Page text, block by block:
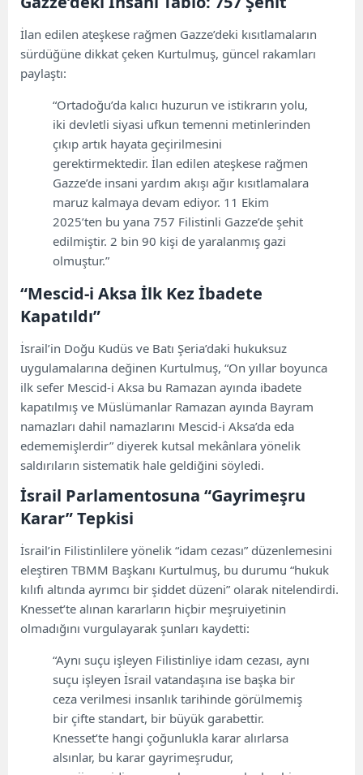
İlan edilen ateşkese rağmen Gazze’deki kısıtlamaların
sürdüğüne dikkat çeken Kurtulmuş, güncel rakamları
paylaştı:
“Ortadoğu’da kalıcı huzurun ve istikrarın yolu,
iki devletli siyasi ufkun temenni metinlerinden
çıkıp artık hayata geçirilmesini
gerektirmektedir. İlan edilen ateşkese rağmen
Gazze’de insani yardım akışı ağır kısıtlamalara
maruz kalmaya devam ediyor. 11 Ekim
2025’ten bu yana 757 Filistinli Gazze’de şehit
edilmiştir. 2 bin 90 kişi de yaralanmış gazi
olmuştur.”
“Mescid-i Aksa İlk Kez İbadete
Kapatıldı”
İsrail’in Doğu Kudüs ve Batı Şeria’daki hukuksuz
uygulamalarına değinen Kurtulmuş, “On yıllar boyunca
ilk sefer Mescid-i Aksa bu Ramazan ayında ibadete
kapatılmış ve Müslümanlar Ramazan ayında Bayram
namazları dahil namazlarını Mescid-i Aksa’da eda
edememişlerdir” diyerek kutsal mekânlara yönelik
saldırıların sistematik hale geldiğini söyledi.
İsrail Parlamentosuna “Gayrimeşru
Karar” Tepkisi
İsrail’in Filistinlilere yönelik “idam cezası” düzenlemesini
eleştiren TBMM Başkanı Kurtulmuş, bu durumu “hukuk
kılıfı altında ayrımcı bir şiddet düzeni” olarak nitelendirdi.
Knesset’te alınan kararların hiçbir meşruiyetinin
olmadığını vurgulayarak şunları kaydetti:
“Aynı suçu işleyen Filistinliye idam cezası, aynı
suçu işleyen İsrail vatandaşına ise başka bir
ceza verilmesi insanlık tarihinde görülmemiş
bir çifte standart, bir büyük garabettir.
Knesset’te hangi çoğunlukla karar alırlarsa
alsınlar, bu karar gayrimeşrudur,